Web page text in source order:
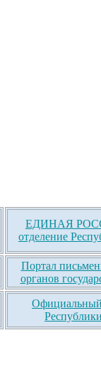
ЕДИНАЯ
отделение
Портал
органов
Официальный